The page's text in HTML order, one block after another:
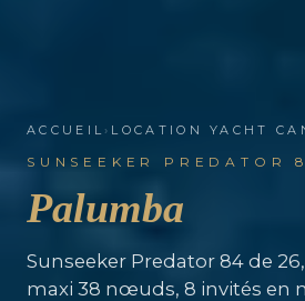
ACCUEIL › LOCATION YACHT
SUNSEEKER PREDATOR
Palumba
Sunseeker Predator 84 de
maxi 38 nœuds, 8 invités en